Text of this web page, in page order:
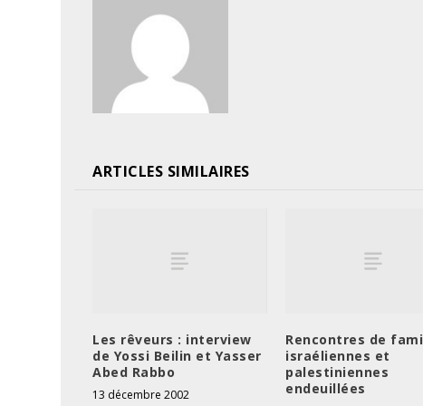
ARTICLES SIMILAIRES
Les rêveurs : interview
de Yossi Beilin et Yasser
Abed Rabbo
13 décembre 2002
Rencontres de
israéliennes et
palestiniennes
endeuillées